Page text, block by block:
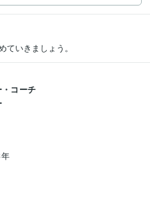
いきましょう。
コーチ